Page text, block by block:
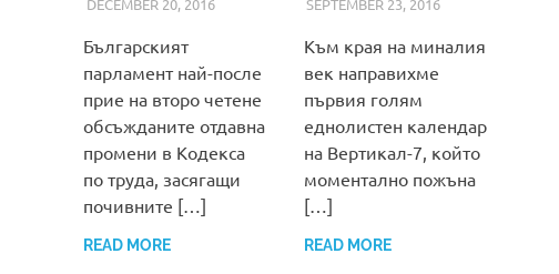
DECEMBER 20, 2016ADMIN
Българският
парламент най-после
прие на второ четене
обсъжданите отдавна
промени в Кодекса
по труда, засягащи
почивните […]
READ MORE
SEPTEMBER 23, 2016
Към края на миналия
век направихме
първия голям
еднолистен календар
на Вертикал-7, който
моментално пожъна
[…]
READ MORE